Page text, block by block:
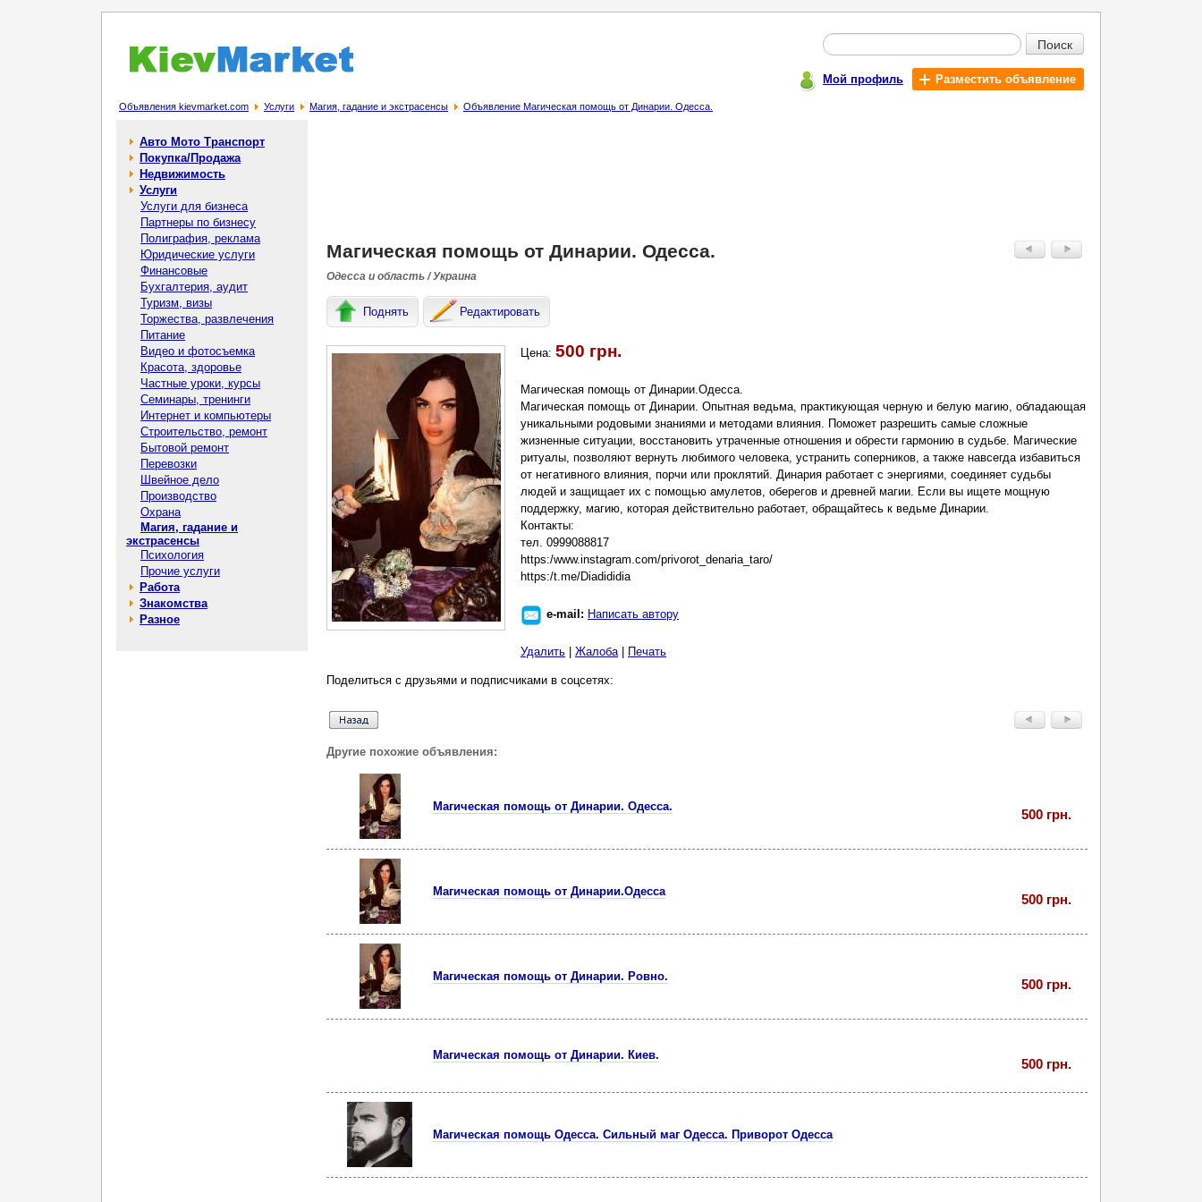
Поиск
Мой профиль Разместить объявление
Объявления kievmarket.com Услуги Магия, гадание и экстрасенсы Объявление Магическая помощь от Динарии. Одесса.
Авто Мото Транспорт
Покупка/Продажа
Недвижимость
Услуги
Услуги для бизнеса
Партнеры по бизнесу
Полиграфия, реклама
Юридические услуги
Финансовые
Бухгалтерия, аудит
Туризм, визы
Торжества, развлечения
Питание
Видео и фотосъемка
Красота, здоровье
Частные уроки, курсы
Семинары, тренинги
Интернет и компьютеры
Строительство, ремонт
Бытовой ремонт
Перевозки
Швейное дело
Производство
Охрана
Магия, гадание и
экстрасенсы
Психология
Прочие услуги
Работа
Знакомства
Разное
Магическая помощь от Динарии. Одесса.
Одесса и область / Украина
Поднять Редактировать
Цена: 500 грн.
Магическая помощь от Динарии.Одесса.
Магическая помощь от Динарии. Опытная ведьма, практикующая черную и белую магию, обладающая
уникальными родовыми знаниями и методами влияния. Поможет разрешить самые сложные
жизненные ситуации, восстановить утраченные отношения и обрести гармонию в судьбе. Магические
ритуалы, позволяют вернуть любимого человека, устранить соперников, а также навсегда избавиться
от негативного влияния, порчи или проклятий. Динария работает с энергиями, соединяет судьбы
людей и защищает их с помощью амулетов, оберегов и древней магии. Если вы ищете мощную
поддержку, магию, которая действительно работает, обращайтесь к ведьме Динарии.
Контакты:
тел. 0999088817
https:/www.instagram.com/privorot_denaria_taro/
https:/t.me/Diadididia
e-mail: Написать автору
Удалить Жалоба| Печать
Поделиться с друзьями и подписчиками в соцсетях:
Другие похожие объявления:
Магическая помощь от Динарии. Одесса.
500 грн.
Магическая помощь от Динарии.Одесса
500 грн.
Магическая помощь от Динарии. Ровно.
500 грн.
Магическая помощь от Динарии. Киев.
500 грн.
Магическая помощь Одесса. Сильный маг Одесса. Приворот Одесса